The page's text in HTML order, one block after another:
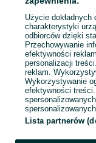
Użycie
charakterystyki
odbiorców dzięki
Przechowywanie
efektywności
personalizacji
reklam.
Wykorzystywanie
efektywności
Lista partnerów